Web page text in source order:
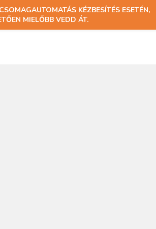
KÉZBESÍTÉS ESETÉN,
MIELŐBB VEDD ÁT.